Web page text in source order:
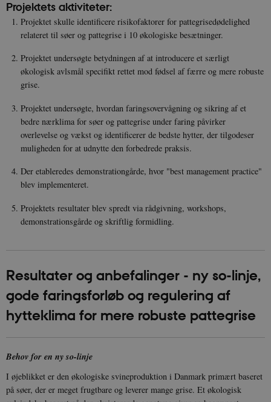
Projektets aktiviteter:
Projektet skulle identificere risikofaktorer for pattegrisedødelighed
relateret til søer og pattegrise i 10 økologiske besætninger.
Projektet undersøgte betydningen af at introducere et særligt
økologisk avlsmål specifikt rettet mod fødsel af færre og mere robuste
grise.
Projektet undersøgte, hvordan faringsovervågning og sikring af et
bedre nærklima for søer og pattegrise under faring påvirker
overlevelse og vækst og identificerer de bedste hytter, der tilgodeser
muligheden for at udnytte den forbedrede praksis.
Der etableredes demonstrationgårde, hvor "best management practice"
blev implementeret.
Projektets resultater blev spredt via rådgivning, workshops,
demonstrationsgårde og skriftlig formidling.
Resultater og anbefalinger - ny so-linje,
gode faringsforløb og regulering af
hytteklima for mere robuste pattegrise
Behov for en ny so-linje
I øjeblikket er den økologiske svineproduktion i Danmark primært baseret
på søer, der er meget frugtbare og leverer mange grise. Et økologisk